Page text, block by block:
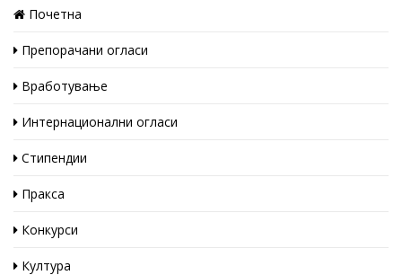
Почетна
Препорачани огласи
Вработување
Интернационални огласи
Стипендии
Пракса
Конкурси
Култура